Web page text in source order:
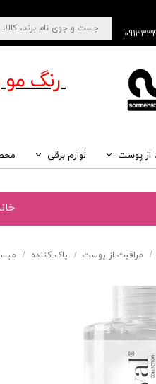
از پوست لوازم برقی
رنگ مو
مراقبت از پوست پاک کننده